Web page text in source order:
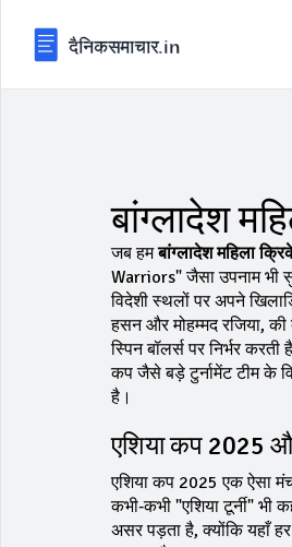
बांग्लादेश
जब हमबांग्लादेश महिला
Warriors" जैसा उपनाम भी
विदेशी स्थलों पर अपने
हसन और मोहम्मद रजिया,
स्पिन बॉलर्स पर निर्भर
कप जैसे बड़े टुर्नामेंट टीम के
है।
एशिया कप 2025
एशिया कप 2025 एक ऐसा
कभी‑कभी "एशिया टूर्नी" भी
असर पड़ता है, क्योंकि यहाँ